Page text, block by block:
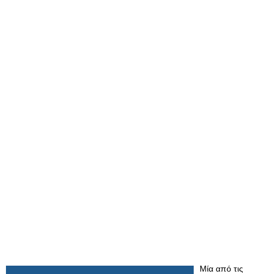
Μία από τις